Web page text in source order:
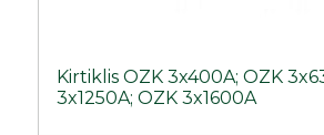
Kirtiklis OZK 3x400A; OZK
3x1250A; OZK 3x1600A